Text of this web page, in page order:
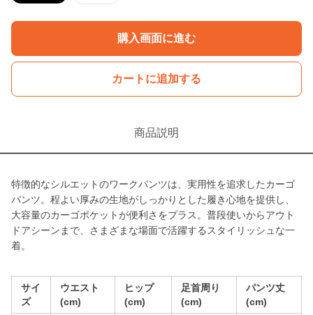
購入画面に進む
カートに追加する
商品説明
特徴的なシルエットのワークパンツは、実用性を追求したカーゴ
パンツ。程よい厚みの生地がしっかりとした履き心地を提供し、
大容量のカーゴポケットが便利さをプラス。普段使いからアウト
ドアシーンまで、さまざまな場面で活躍するスタイリッシュな一
着。
サイ
ズ
ウエスト
(cm)
ヒップ
(cm)
足首周り
(cm)
パンツ丈
(cm)